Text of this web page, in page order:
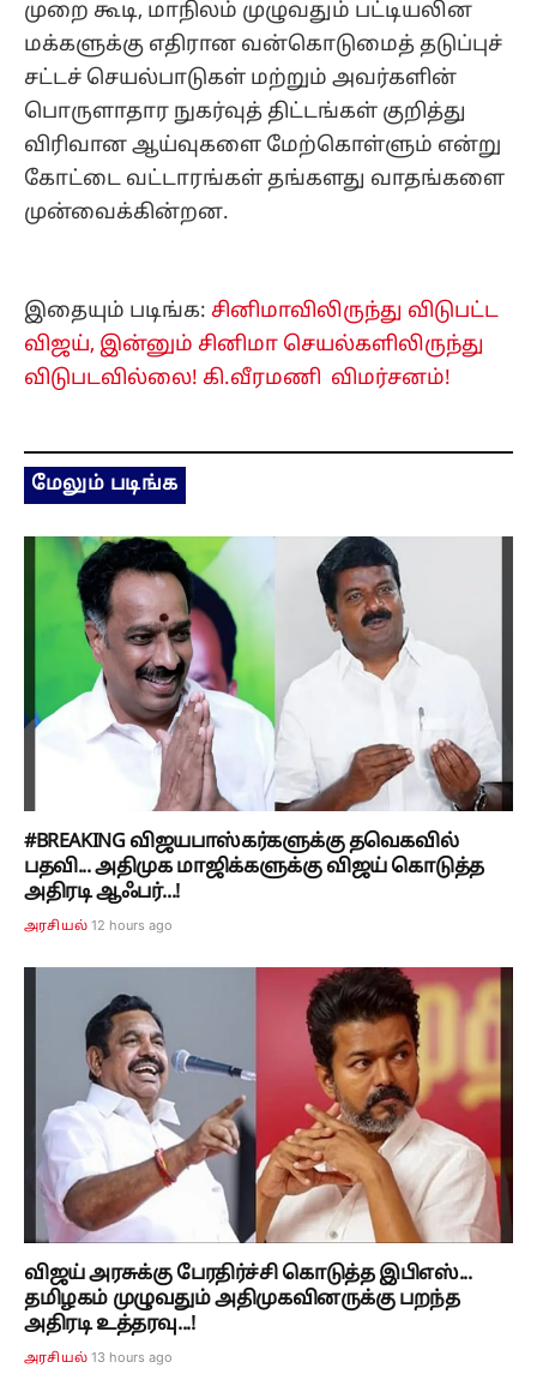
முறை கூடி, மாநிலம் முழுவதும் பட்டியலின
மக்களுக்கு எதிரான வன்கொடுமைத் தடுப்புச்
சட்டச் செயல்பாடுகள் மற்றும் அவர்களின்
பொருளாதார நுகர்வுத் திட்டங்கள் குறித்து
விரிவான ஆய்வுகளை மேற்கொள்ளும் என்று
கோட்டை வட்டாரங்கள் தங்களது வாதங்களை
முன்வைக்கின்றன.
இதையும் படிங்க: சினிமாவிலிருந்து விடுபட்ட
விஜய், இன்னும் சினிமா செயல்களிலிருந்து
விடுபடவில்லை! கி.வீரமணி விமர்சனம்!
மேலும் படிங்க
#BREAKING விஜயபாஸ்கர்களுக்கு தவெகவில்
பதவி... அதிமுக மாஜிக்களுக்கு விஜய் கொடுத்த
அதிரடி ஆஃபர்...!
அரசியல் 12 hours ago
விஜய் அரசுக்கு பேரதிர்ச்சி கொடுத்த இபிஎஸ்...
தமிழகம் முழுவதும் அதிமுகவினருக்கு பறந்த
அதிரடி உத்தரவு...!
அரசியல் 13 hours ago